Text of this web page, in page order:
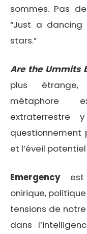
sommes. Pas
“Just a
stars.”
Are the Ummits
plus
métaphore
extraterrestre
questionnement
et l’éveil
Emergency est
onirique,
tensions de
dans